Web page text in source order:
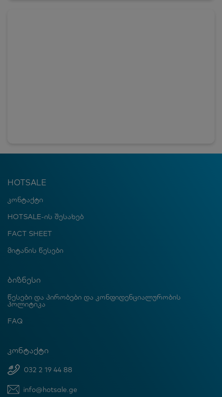
HOTSALE
კონტაქტი
HOTSALE-ის შესახებ
FACT SHEET
მიტანის წესები
ბიზნესი
წესები და პირობები და კონფიდენციალურობის
პოლიტიკა
FAQ
კონტაქტი
032 2 19 44 88
info@hotsale.ge